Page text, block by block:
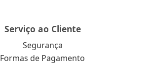
Serviço ao Cliente
Segurança
Formas de Pagamento